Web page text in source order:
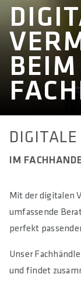
BEIM
IM
Mit der digitalen
umfassende
perfekt
Unser
und findet